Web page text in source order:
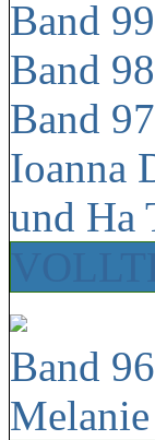
Band
Band
Band
Ioanna
und Ha
Band